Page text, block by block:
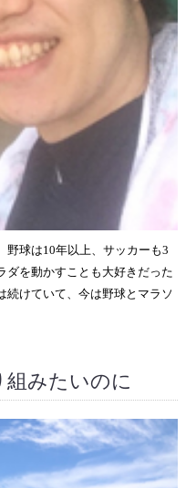
野球は10年以上、サッカーも3
ダを動かすことも大好きだった
続けていて、今は野球とマラソ
組みたいのに